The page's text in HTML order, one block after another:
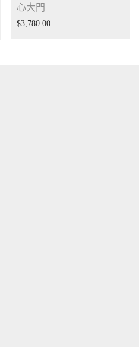
心大門
$3,780.00